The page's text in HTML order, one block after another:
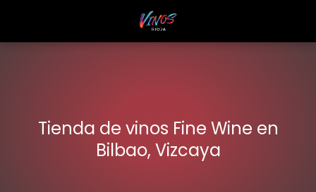
Tienda de vinos Fine Wine en
Bilbao, Vizcaya